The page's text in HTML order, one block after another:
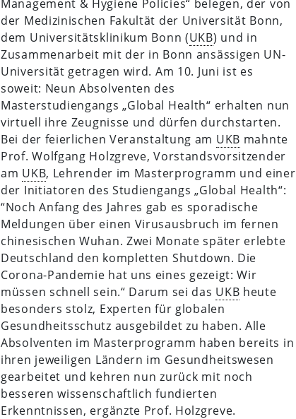
Management & Hygiene Policies“ belegen, der von
der Medizinischen Fakultät der Universität Bonn,
dem Universitätsklinikum Bonn (UKB) und in
Zusammenarbeit mit der in Bonn ansässigen UN-
Universität getragen wird. Am 10. Juni ist es
soweit: Neun Absolventen des
Masterstudiengangs „Global Health“ erhalten nun
virtuell ihre Zeugnisse und dürfen durchstarten.
Bei der feierlichen Veranstaltung am UKB mahnte
Prof. Wolfgang Holzgreve, Vorstandsvorsitzender
am UKB, Lehrender im Masterprogramm und einer
der Initiatoren des Studiengangs „Global Health“:
“Noch Anfang des Jahres gab es sporadische
Meldungen über einen Virusausbruch im fernen
chinesischen Wuhan. Zwei Monate später erlebte
Deutschland den kompletten Shutdown. Die
Corona-Pandemie hat uns eines gezeigt: Wir
müssen schnell sein.“ Darum sei das UKB heute
besonders stolz, Experten für globalen
Gesundheitsschutz ausgebildet zu haben. Alle
Absolventen im Masterprogramm haben bereits in
ihren jeweiligen Ländern im Gesundheitswesen
gearbeitet und kehren nun zurück mit noch
besseren wissenschaftlich fundierten
Erkenntnissen, ergänzte Prof. Holzgreve.